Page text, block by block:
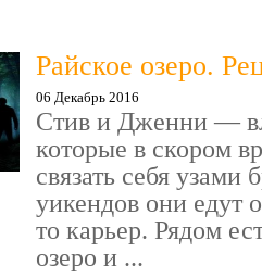
Райское озеро.
06 Декабрь 2016
Стив и Дженни —
которые в скором
связать себя узами
уикендов они едут
то карьер. Рядом
озеро и ...